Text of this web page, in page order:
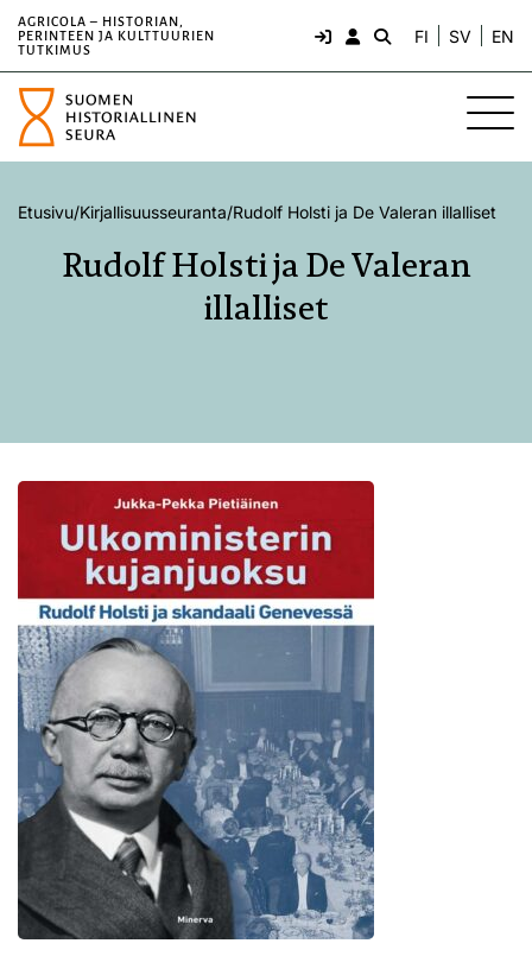
AGRICOLA – HISTORIAN,
PERINTEEN JA KULTTUURIEN
TUTKIMUS
FI SV EN
Etusivu/Kirjallisuusseuranta/Rudolf Holsti ja De Valeran illalliset
Rudolf Holsti ja De Valeran
illalliset